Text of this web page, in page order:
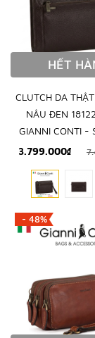
HẾT
CLUTCH DA
NÂU ĐEN
GIANNI CONTI -
THỦ CÔNG
3.799.000₫
- 48%